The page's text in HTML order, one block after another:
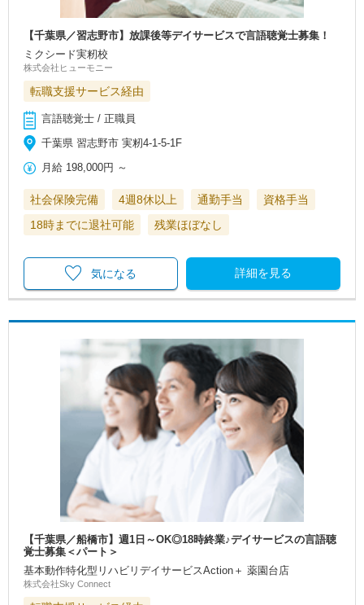
【千葉県／習志野市】放課後等デイサービスで言語聴覚士募集！
ミクシード実籾校
株式会社ヒューモニー
転職支援サービス経由
言語聴覚士 / 正職員
千葉県 習志野市 実籾4-1-5-1F
月給 198,000円 ～
社会保険完備 4週8休以上 通勤手当
資格手当
18時までに退社可能
残業ほぼなし
詳細を見る
気になる
【千葉県／船橋市】週1日～OK◎18時終業♪デイサービスの言語聴
覚士募集＜パート＞
基本動作特化型リハビリデイサービスAction＋ 薬園台店
株式会社Sky Connect